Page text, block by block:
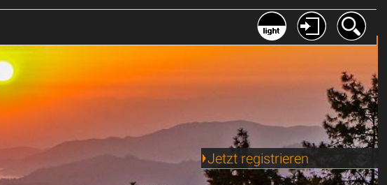
Jetzt registrieren